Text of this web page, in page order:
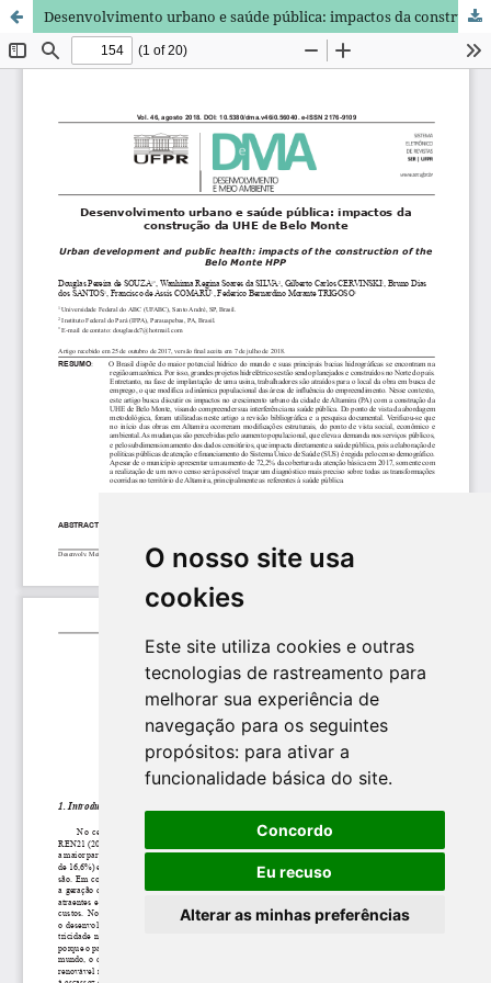
O nosso site usa
cookies
Este site utiliza cookies e outras
tecnologias de rastreamento para
melhorar sua experiência de
navegação para os seguintes
propósitos: para ativar a
funcionalidade básica do site.
Concordo
Eu recuso
Alterar as minhas preferências
Desenvolvimento urbano e saúde pública: impactos da construção da UHE de Belo Monte